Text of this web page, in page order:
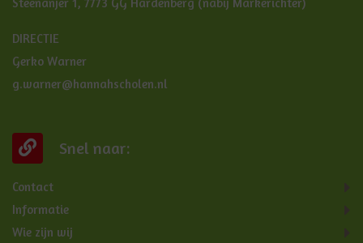
DIRECTIE
Gerko Warner
g.warner@hannahscholen.nl
Snel naar:
Contact
Informatie
Wie zijn wij